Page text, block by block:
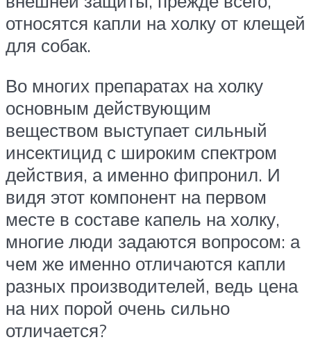
относятся капли на холку от клещей
для собак.
Во многих препаратах на холку
основным действующим
веществом выступает сильный
инсектицид с широким спектром
действия, а именно фипронил. И
видя этот компонент на первом
месте в составе капель на холку,
многие люди задаются вопросом: а
чем же именно отличаются капли
разных производителей, ведь цена
на них порой очень сильно
отличается?